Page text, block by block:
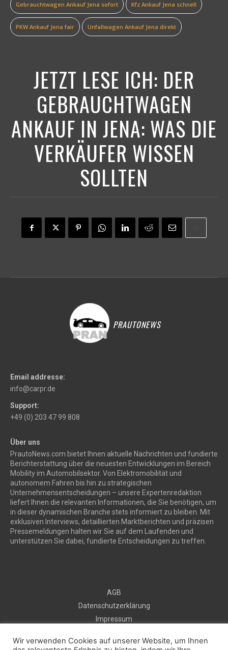
Gebrauchtwagen Ankauf Jena sofort Kfz Ankauf Jena schnell
PKW Ankauf Jena fair Unfallwagen Ankauf Jena direkt
JETZT LESE ICH: DER
GEBRAUCHTWAGEN
ANKAUF IN JENA: WAS DIE
VERKÄUFER WISSEN
SOLLTEN
PRAUTONEWS
Email addresse:
info@carpr.de
Support:
+49 (0) 203 47 99 808
Über uns
PrautoNews.com bietet Ihnen aktuelle Nachrichten und fundierte
Berichterstattung über die neuesten Entwicklungen im Bereich
Mobility im Automobilsektor. Von Elektromobilität und
autonomem Fahren bis hin zu strategischen
Unternehmensentscheidungen – unsere Expertenredaktion
liefert Ihnen die relevanten Informationen, die Sie benötigen, um
in dieser dynamischen Branche stets informiert zu bleiben. Mit
exklusiven Interviews, detaillierten Marktberichten und präzisen
Pressemeldungen halten wir Sie auf dem Laufenden und
unterstützen Sie dabei, fundierte Entscheidungen zu treffen.
AGB
Datenschutzerklärung
Impressum
Kontakt
Wir verwenden Cookies auf unserer Website, um Ihnen